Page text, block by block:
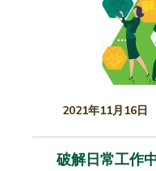
2021年11月16日
破解日常工作